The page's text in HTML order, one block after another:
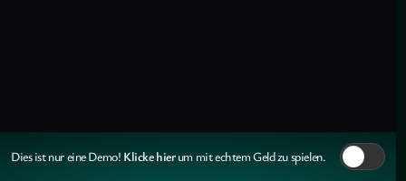
Dies ist nur eine Demo! Klicke hierum mit echtem Geld zu spielen.